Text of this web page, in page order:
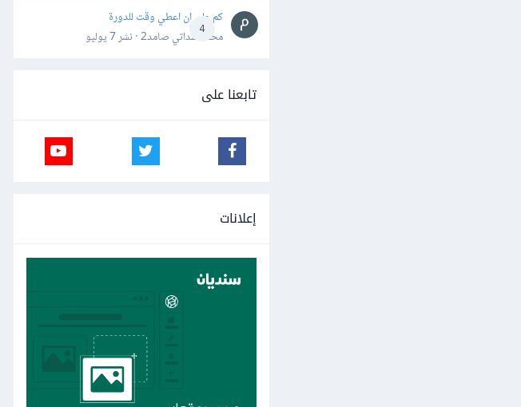
4
كم علي ان اعطي وقت للدورة
محمد سداتي صامد2 · نشر
7 يوليو
تابعنا على
إعلانات